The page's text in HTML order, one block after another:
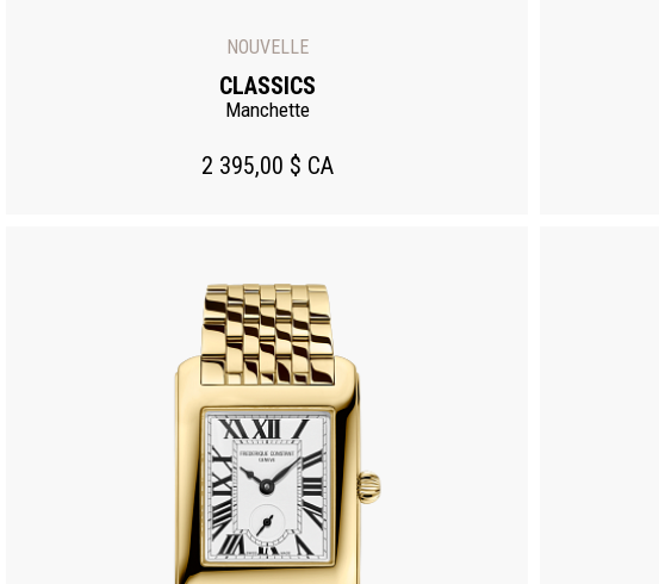
NOUVELLE
CLASSICS
Manchette
2 395,00 $ CA